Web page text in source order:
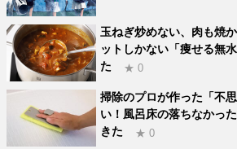
玉ねぎ炒めない、肉も焼
ットしかない「痩せる無
た
★ 0
掃除のプロが作った「不
い！風呂床の落ちなかっ
きた
★ 0